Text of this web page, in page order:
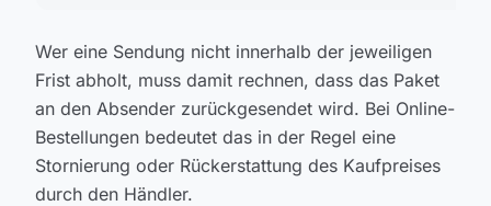
Wer eine Sendung nicht innerhalb der jeweiligen
Frist abholt, muss damit rechnen, dass das Paket
an den Absender zurückgesendet wird. Bei Online-
Bestellungen bedeutet das in der Regel eine
Stornierung oder Rückerstattung des Kaufpreises
durch den Händler.